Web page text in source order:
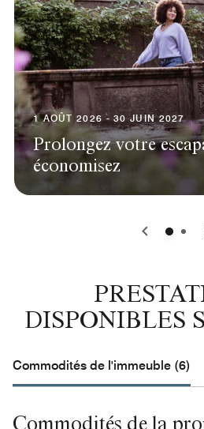
1 AOÛT 2026 - 30 JUIN 2027
Prolongez votre
économisez
0 1
DISPONIBLES
Commodités de l'immeuble (6)
Commodités de la